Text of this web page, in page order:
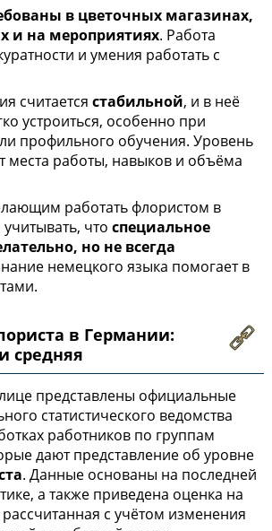
в цветочных магазинах,
и на мероприятиях. Работа
и умения работать с
считается стабильной, и в неё
устроиться, особенно при
профильного обучения. Уровень
места работы, навыков и объёма
работать флористом в
что специальное
но не всегда
немецкого языка помогает в
в Германии:
средняя
представлены официальные
статистического ведомства
работников по группам
дают представление об уровне
. Данные основаны на последней
а также приведена оценка на
рассчитанная с учётом изменения